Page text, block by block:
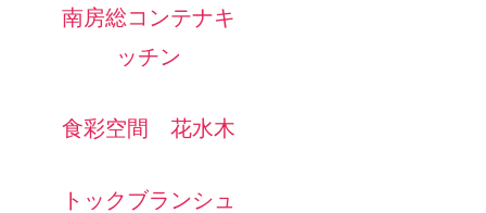
南房総コンテナキ
ッチン
食彩空間 花水木
トックブランシュ